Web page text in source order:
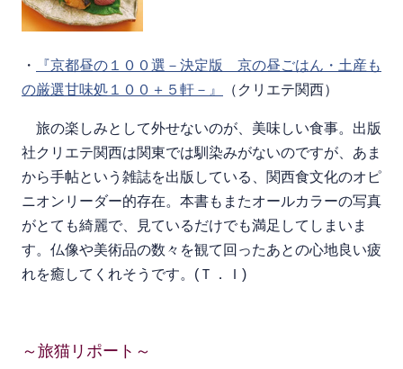
・
『京都昼の１００選－決定版 京の昼ごはん・土産も
の厳選甘味処１００＋５軒－』
（クリエテ関西）
旅の楽しみとして外せないのが、美味しい食事。出版
社クリエテ関西は関東では馴染みがないのですが、あま
から手帖という雑誌を出版している、関西食文化のオピ
ニオンリーダー的存在。本書もまたオールカラーの写真
がとても綺麗で、見ているだけでも満足してしまいま
す。仏像や美術品の数々を観て回ったあとの心地良い疲
れを癒してくれそうです。(Ｔ．Ｉ)
～旅猫リポート～